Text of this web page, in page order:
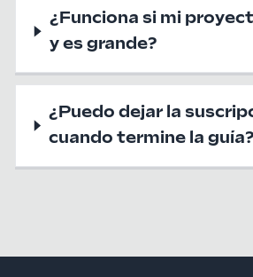
¿Funciona si mi
y es grande?
¿Puedo dejar la
cuando termine la guía?